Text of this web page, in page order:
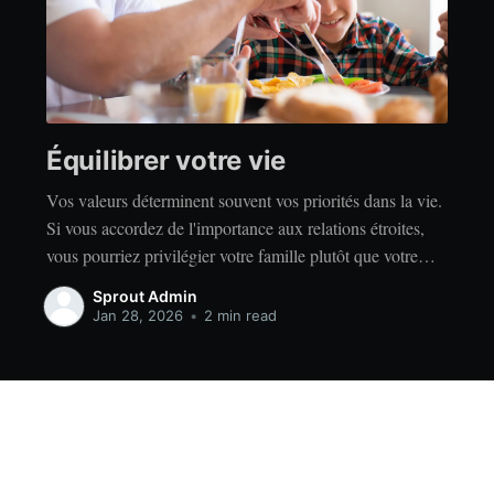
Équilibrer votre vie
Vos valeurs déterminent souvent vos priorités dans la vie.
Si vous accordez de l'importance aux relations étroites,
vous pourriez privilégier votre famille plutôt que votre
indépendance. Si vous accordez de l'importance à la
réussite, vous privilégierez peut-être le travail acharné
Sprout Admin
Jan 28, 2026 • 2 min read